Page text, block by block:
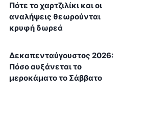
Πότε το χαρτζιλίκι και οι
αναλήψεις θεωρούνται
κρυφή δωρεά
Δεκαπενταύγουστος 2026:
Πόσο αυξάνεται το
μεροκάματο το Σάββατο